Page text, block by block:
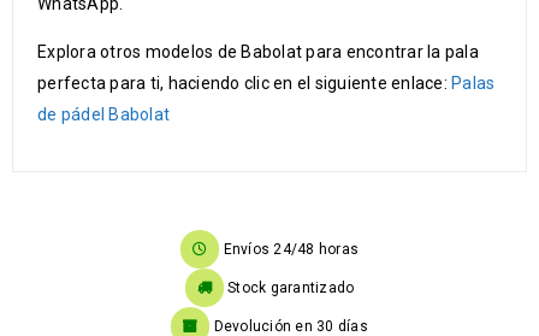
Explora otros modelos de Babolat para encontrar la pala
perfecta para ti, haciendo clic en el siguiente enlace: Palas
de pádel Babolat
Envíos 24/48 horas
Stock garantizado
Devolución en 30 días